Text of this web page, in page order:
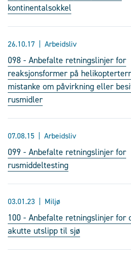
kontinentalsokkel
26.10.17 Arbeidsliv
098 - Anbefalte retningslinjer for
reaksjonsformer på
mistanke om påvirkning eller
rusmidler
07.08.15 Arbeidsliv
099 - Anbefalte retningslinjer for
rusmiddeltesting
03.01.23 Miljø
100 - Anbefalte retningslinjer for
akutte utslipp til sjø